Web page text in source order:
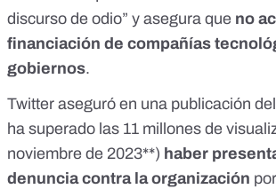
discurso de odio” y asegura que no
financiación de compañías
gobiernos.
Twitter aseguró en una publicación
ha superado las 11 millones de
noviembre de 2023**) haber
denuncia contra la organización